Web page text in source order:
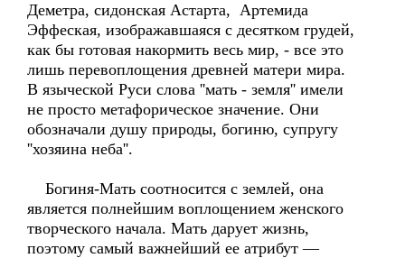
Деметра, сидонская Астарта, Артемида
Эффеская, изображавшаяся с десятком грудей,
как бы готовая накормить весь мир, - все это
лишь перевоплощения древней матери мира.
В языческой Руси слова ''мать - земля'' имели
не просто метафорическое значение. Они
обозначали душу природы, богиню, супругу
''хозяина неба''.
Богиня-Мать соотносится с землей, она
является полнейшим воплощением женского
творческого начала. Мать дарует жизнь,
поэтому самый важнейший ее атрибут —